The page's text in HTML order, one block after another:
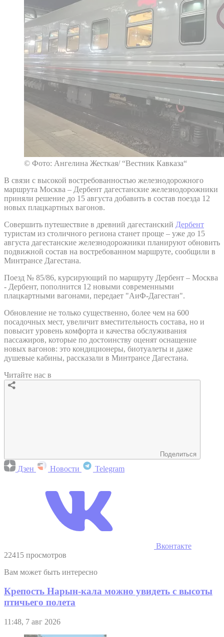
© Фото: Ангелина Жесткая/ “Вестник Кавказа“
В связи с высокой востребованностью железнодорожного
маршрута Москва – Дербент дагестанские железнодорожники
приняли решение до 15 августа добавить в состав поезда 12
новых плацкартных вагонов.
Совершить путешествие в древний дагестанский Дербент
туристам из столичного региона станет проще – уже до 15
августа дагестанские железнодорожники планируют обновить
подвижной состав на востребованном маршруте, сообщили в
Минтрансе Дагестана.
Поезд № 85/86, курсирующий по маршруту Дербент – Москва
- Дербент, пополнится 12 новыми современными
плацкартными вагонами, передает "АиФ-Дагестан".
Обновление не только существенно, более чем на 600
посадочных мест, увеличит вместительность состава, но и
повысит уровень комфорта и качества обслуживания
пассажиров, которые по достоинству оценят оснащение
новых вагонов: это кондиционеры, биотуалеты и даже
душевые кабины, рассказали в Минтрансе Дагестана.
Читайте нас в
Поделиться
Дзен Новости Telegram
Вконтакте
22415 просмотров
Вам может быть интересно
Крепость Нарын-кала можно увидеть с высоты
птичьего полета
11:48, 7 авг 2026